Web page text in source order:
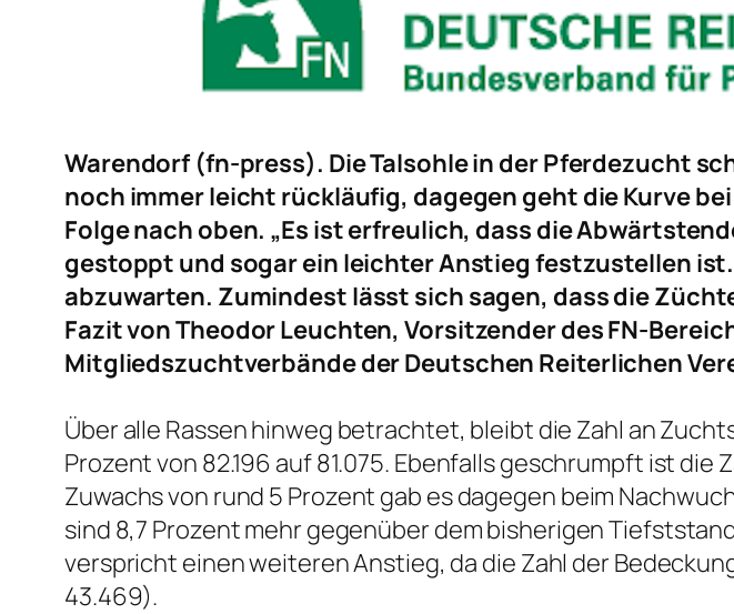
Warendorf (fn-press). Die Talsohle in der Pferdezucht
noch immer leicht rückläufig, dagegen geht die Kurve
Folge nach oben. „Es ist erfreulich, dass die
gestoppt und sogar ein leichter Anstieg festzustellen
abzuwarten. Zumindest lässt sich sagen, dass die
Fazit von Theodor Leuchten, Vorsitzender des FN-
Mitgliedszuchtverbände der Deutschen Reiterlichen
Über alle Rassen hinweg betrachtet, bleibt die Zahl an
Prozent von 82.196 auf 81.075. Ebenfalls geschrumpft ist die
Zuwachs von rund 5 Prozent gab es dagegen beim
sind 8,7 Prozent mehr gegenüber dem bisherigen
verspricht einen weiteren Anstieg, da die Zahl der
43.469).